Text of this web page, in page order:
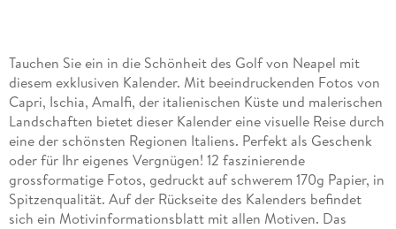
Tauchen Sie ein in die Schönheit des Golf von Neapel mit
diesem exklusiven Kalender. Mit beeindruckenden Fotos von
Capri, Ischia, Amalfi, der italienischen Küste und malerischen
Landschaften bietet dieser Kalender eine visuelle Reise durch
eine der schönsten Regionen Italiens. Perfekt als Geschenk
oder für Ihr eigenes Vergnügen! 12 faszinierende
grossformatige Fotos, gedruckt auf schwerem 170g Papier, in
Spitzenqualität. Auf der Rückseite des Kalenders befindet
sich ein Motivinformationsblatt mit allen Motiven. Das